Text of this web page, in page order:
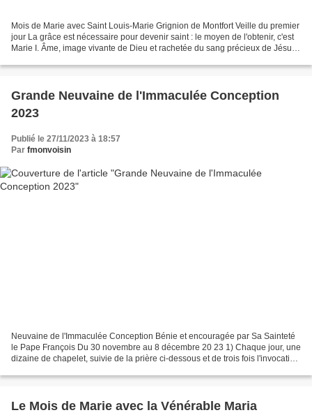
Mois de Marie avec Saint Louis-Marie Grignion de Montfort Veille du premier
jour La grâce est nécessaire pour devenir saint : le moyen de l'obtenir, c'est
Marie I. Âme, image vivante de Dieu et rachetée du sang précieux de Jésus-
Grande Neuvaine de l'Immaculée Conception
2023
Publié le 27/11/2023 à 18:57
Par fmonvoisin
Neuvaine de l'Immaculée Conception Bénie et encouragée par Sa Sainteté
le Pape François Du 30 novembre au 8 décembre 20 23 1) Chaque jour, une
dizaine de chapelet, suivie de la prière ci-dessous et de trois fois l'invocation
Le Mois de Marie avec la Vénérable Maria